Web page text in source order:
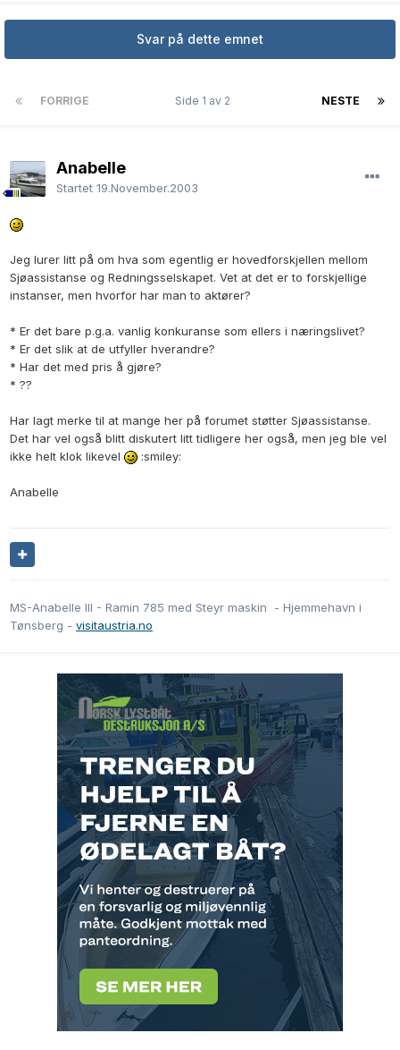
Svar på dette emnet
FORRIGE NESTE
Side 1 av 2
Anabelle
Startet 19.November.2003
Jeg lurer litt på om hva som egentlig er hovedforskjellen mellom
Sjøassistanse og Redningsselskapet. Vet at det er to forskjellige
instanser, men hvorfor har man to aktører?
* Er det bare p.g.a. vanlig konkuranse som ellers i næringslivet?
* Er det slik at de utfyller hverandre?
* Har det med pris å gjøre?
* ??
Har lagt merke til at mange her på forumet støtter Sjøassistanse.
Det har vel også blitt diskutert litt tidligere her også, men jeg ble vel
ikke helt klok likevel
:smiley:
Anabelle
MS-Anabelle III - Ramin 785 med Steyr maskin - Hjemmehavn i
Tønsberg - visitaustria.no